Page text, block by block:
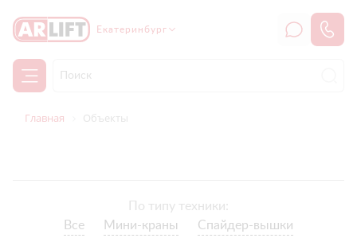
Екатеринбург
Главная Объекты
По типу техники:
Все
Мини-краны
Спайдер-вышки